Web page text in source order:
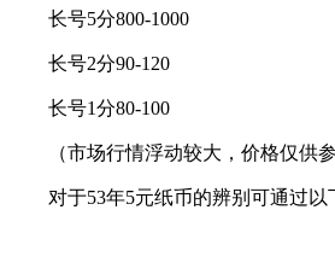
长号5分800-1000
长号2分90-120
长号1分80-100
（市场行情浮动较大，价格仅供参
对于53年5元纸币的辨别可通过以